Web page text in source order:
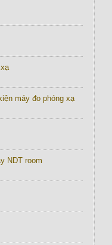
máy đo phóng xạ
NDT room